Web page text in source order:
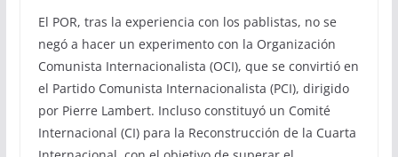
El POR, tras la experiencia con los pablistas, no se
negó a hacer un experimento con la Organización
Comunista Internacionalista (OCI), que se convirtió en
el Partido Comunista Internacionalista (PCI), dirigido
por Pierre Lambert. Incluso constituyó un Comité
Internacional (CI) para la Reconstrucción de la Cuarta